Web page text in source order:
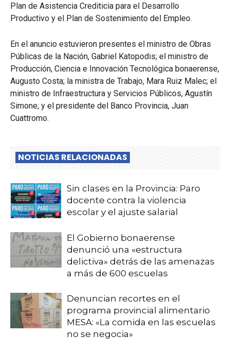
Plan de Asistencia Crediticia para el Desarrollo
Productivo y el Plan de Sostenimiento del Empleo.
En el anuncio estuvieron presentes el ministro de Obras
Públicas de la Nación, Gabriel Katopodis; el ministro de
Producción, Ciencia e Innovación Tecnológica bonaerense,
Augusto Costa; la ministra de Trabajo, Mara Ruiz Malec; el
ministro de Infraestructura y Servicios Públicos, Agustín
Simone; y el presidente del Banco Provincia, Juan
Cuattromo.
NOTICIAS RELACIONADAS
Sin clases en la Provincia: Paro
docente contra la violencia
escolar y el ajuste salarial
El Gobierno bonaerense
denunció una «estructura
delictiva» detrás de las amenazas
a más de 600 escuelas
Denuncian recortes en el
programa provincial alimentario
MESA: «La comida en las escuelas
no se negocia»